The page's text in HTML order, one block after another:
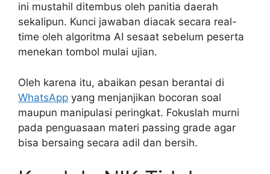
ini mustahil ditembus oleh panitia daerah
sekalipun. Kunci jawaban diacak secara real-
time oleh algoritma AI sesaat sebelum peserta
menekan tombol mulai ujian.
Oleh karena itu, abaikan pesan berantai di
WhatsApp yang menjanjikan bocoran soal
maupun manipulasi peringkat. Fokuslah murni
pada penguasaan materi passing grade agar
bisa bersaing secara adil dan bersih.